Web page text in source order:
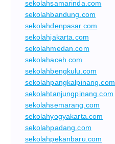
sekolahsamarinda.com
sekolahbandung.com
sekolahdenpasar.com
sekolahjakarta.com
sekolahmedan.com
sekolahaceh.com
sekolahbengkulu.com
sekolahpangkalpinang.com
sekolahtanjungpinang.com
sekolahsemarang.com
sekolahyogyakarta.com
sekolahpadang.com
sekolahpekanbaru.com